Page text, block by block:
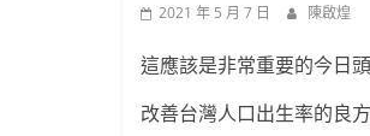
2021 年 5 月 7 日 陳啟煌
這應該是非常重要的今日
改善台灣人口出生率的良